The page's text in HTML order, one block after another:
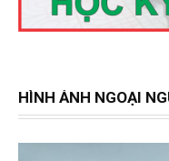
HÌNH ẢNH NGOẠI